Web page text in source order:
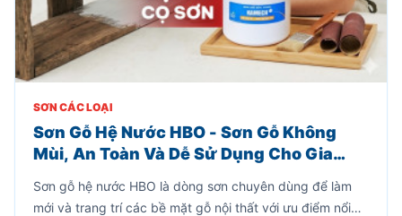
SƠN CÁC LOẠI
Sơn Gỗ Hệ Nước HBO - Sơn Gỗ Không
Mùi, An Toàn Và Dễ Sử Dụng Cho Gia
Sơn gỗ hệ nước HBO là dòng sơn chuyên dùng để làm
mới và trang trí các bề mặt gỗ nội thất với ưu điểm nổi